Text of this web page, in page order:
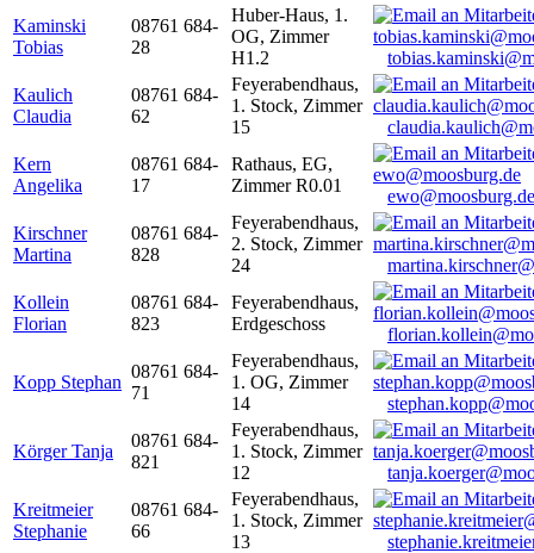
Kaminski
Tobias
08761 684-
28
Huber-Haus, 1.
OG, Zimmer
H1.2
Kaulich
Claudia
08761 684-
62
Feyerabendhaus,
1. Stock, Zimmer
15
Kern
Angelika
08761 684-
17
Rathaus, EG,
Zimmer R0.01
ewo@moosburg.de
Kirschner
Martina
08761 684-
828
Feyerabendhaus,
2. Stock, Zimmer
24
Kollein
Florian
08761 684-
823
Feyerabendhaus,
Erdgeschoss
Kopp Stephan
08761 684-
71
Feyerabendhaus,
1. OG, Zimmer
14
Körger Tanja
08761 684-
821
Feyerabendhaus,
1. Stock, Zimmer
12
Kreitmeier
Stephanie
08761 684-
66
Feyerabendhaus,
1. Stock, Zimmer
13